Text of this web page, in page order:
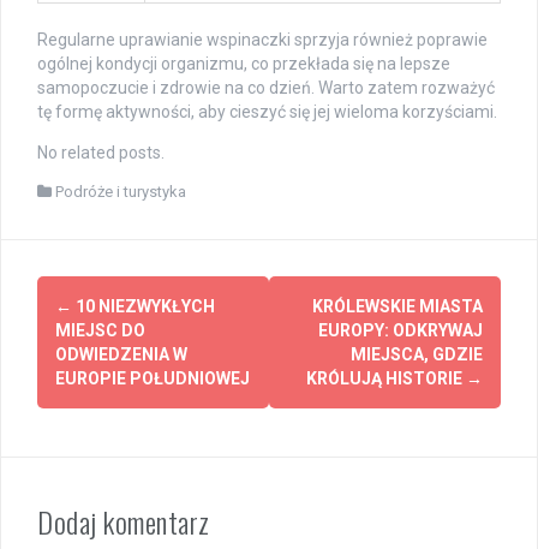
Regularne uprawianie wspinaczki sprzyja również poprawie
ogólnej kondycji organizmu, co przekłada się na lepsze
samopoczucie i zdrowie na co dzień. Warto zatem rozważyć
tę formę aktywności, aby cieszyć się jej wieloma korzyściami.
No related posts.
Podróże i turystyka
Post
navigation
← 10 NIEZWYKŁYCH
MIEJSC DO
ODWIEDZENIA W
EUROPIE POŁUDNIOWEJ
KRÓLEWSKIE MIASTA
EUROPY: ODKRYWAJ
MIEJSCA, GDZIE
KRÓLUJĄ HISTORIE →
Dodaj komentarz